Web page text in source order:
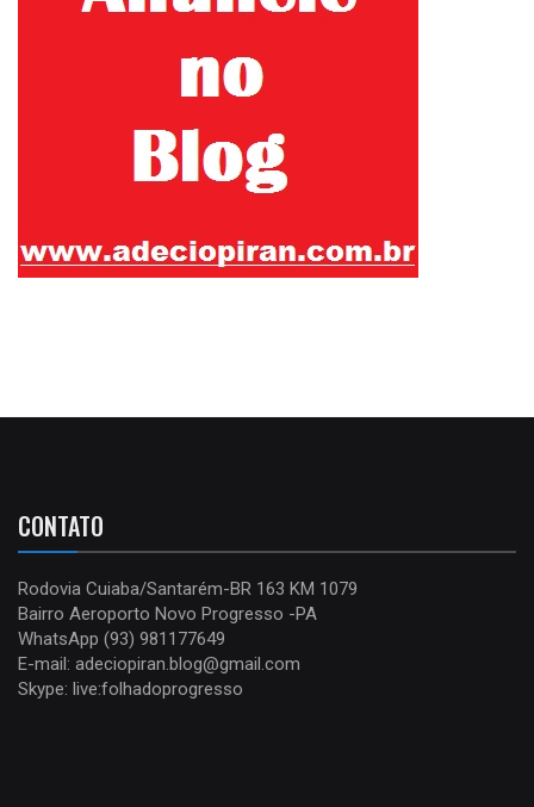
CONTATO
Rodovia Cuiaba/Santarém-BR 163 KM 1079
Bairro Aeroporto Novo Progresso -PA
WhatsApp (93) 981177649
E-mail: adeciopiran.blog@gmail.com
Skype: live:folhadoprogresso